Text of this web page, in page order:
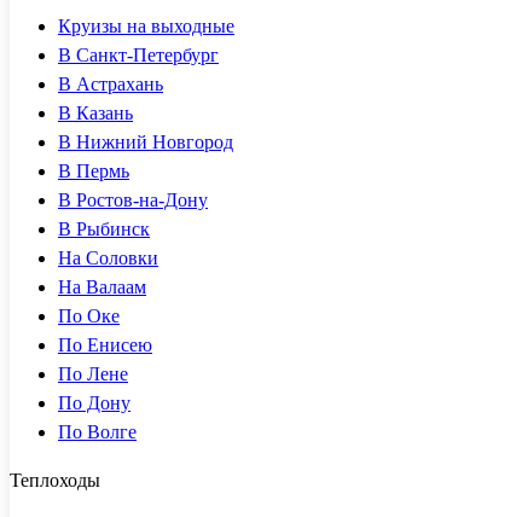
Круизы на выходные
В Санкт-Петербург
В Астрахань
В Казань
В Нижний Новгород
В Пермь
В Ростов-на-Дону
В Рыбинск
На Соловки
На Валаам
По Оке
По Енисею
По Лене
По Дону
По Волге
Теплоходы